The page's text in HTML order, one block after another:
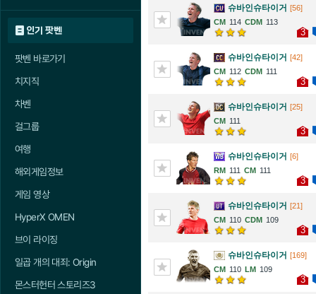
인기 팟벤
팟벤 바로가기
치지직
차벤
걸그룹
여행
해외게임정보
게임 영상
HyperX OMEN
브이 라이징
일곱 개의 대죄: Origin
몬스터헌터 스토리즈3
슈바인슈타이거 [56]
114
113
3
슈바인슈타이거 [42]
112
111
3
슈바인슈타이거 [25]
111
3
슈바인슈타이거 [6]
111
111
3
슈바인슈타이거 [21]
110
109
3
슈바인슈타이거 [169]
110
109
3